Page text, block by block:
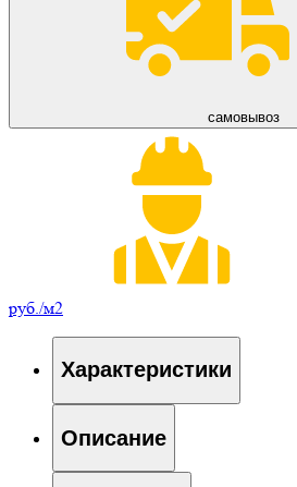
самовывоз
руб./м2
Характеристики
Описание